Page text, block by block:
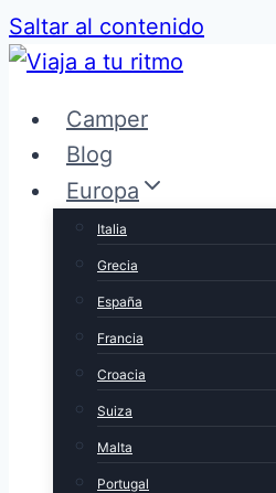
Saltar al contenido
Camper
Blog
Europa
Italia
Grecia
España
Francia
Croacia
Suiza
Malta
Portugal